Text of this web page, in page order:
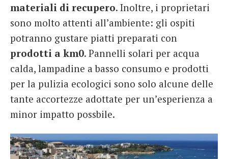
materiali di recupero. Inoltre, i proprietari
sono molto attenti all’ambiente: gli ospiti
potranno gustare piatti preparati con
prodotti a km0. Pannelli solari per acqua
calda, lampadine a basso consumo e prodotti
per la pulizia ecologici sono solo alcune delle
tante accortezze adottate per un’esperienza a
minor impatto possbile.